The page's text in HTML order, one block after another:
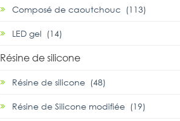
Composé de caoutchouc (113)
LED gel (14)
Résine de silicone
Résine de silicone (48)
Résine de Silicone modifiée (19)